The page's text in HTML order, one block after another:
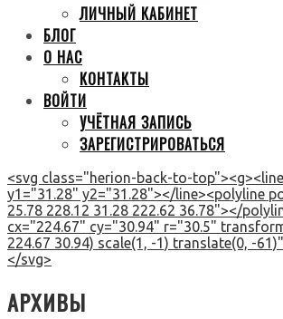
ЛИЧНЫЙ КАБИНЕТ
БЛОГ
О НАС
КОНТАКТЫ
ВОЙТИ
УЧЁТНАЯ ЗАПИСЬ
ЗАРЕГИСТРИРОВАТЬСЯ
<svg class="herion-back-to-
y1="31.28" y2="31.28"></line><polyline
25.78 228.12 31.28 222.62 36.78"></
cx="224.67" cy="30.94" r="30.5"
224.67 30.94) scale(1, -1) translate(0, -
</svg>
АРХИВЫ